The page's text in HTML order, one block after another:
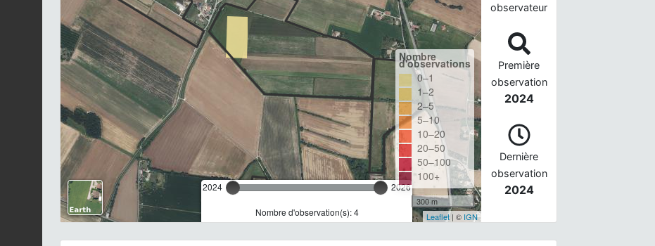
2024 2026
Nombre d'observation(s): 4
Nombre
d'observations
0–1
1–2
2–5
5–10
10–20
20–50
50–100
100+
300 m
Leaflet| © IGN
observateur
Première
observation
2024
Dernière
observation
2024